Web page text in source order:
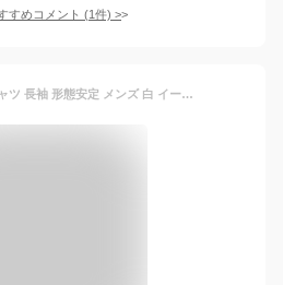
すめコメント (1件) >
【5枚セット】 ワイシャツ 長袖 形態安定 メンズ 白 イージーケア Yシャツ カッターシャツ ホワイト ドレスシャツ 大きいサイズ オフィス シャツ ビジネスシャツ 冠婚葬祭 制服 就活 レギュラーカラー CARPENTARIA [R12S5R101]